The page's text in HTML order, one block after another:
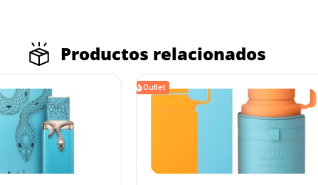
Productos relacionados
Outlet